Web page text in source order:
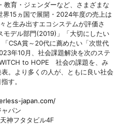
教育・ジェンダーなど、さまざまな
15ヵ国で展開・2024年度の売上は
と生み出すエコシステムが評価さ
モデル部門(2019)」「大切にしたい
CSA賞～20代に薦めたい「次世代
年10月、社会課題解決を次のステ
to HOPE 社会の課題を、み
。より多くの人が、ともに良い社会
す。
japan.com/
パン
神フタタビル4F